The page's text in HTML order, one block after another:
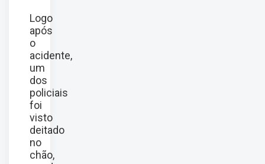
Logo
após
o
acidente,
um
dos
policiais
foi
visto
deitado
no
chão,